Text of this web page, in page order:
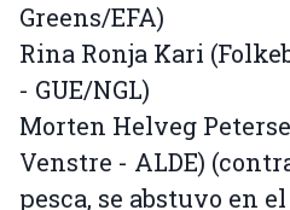
Greens/EFA)
Rina Ronja Kari
- GUE/NGL)
Morten Helveg
Venstre - ALDE)
pesca, se abstuvo en